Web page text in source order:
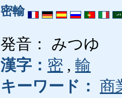
密輸
発音： みつゆ
漢字： 密 , 輸
キーワード： 商